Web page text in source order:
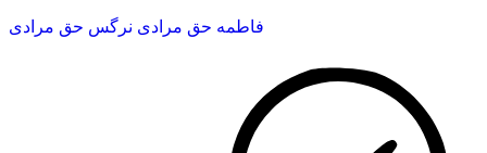
فاطمه حق مرادی نرگس حق مرادی